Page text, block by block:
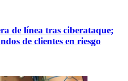
de línea tras ciberataque;
de clientes en riesgo